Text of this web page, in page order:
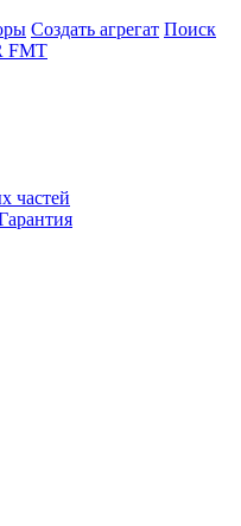
Создать агрегат Поиск
FMT
частей